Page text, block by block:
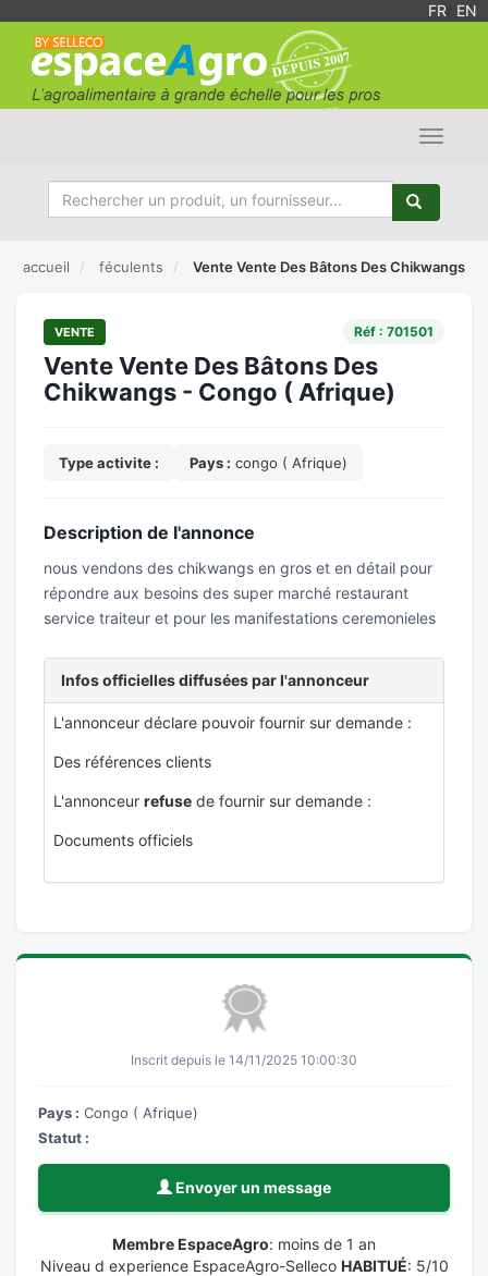
FR EN
Toggle
accueil féculents Vente Vente Des Bâtons Des Chikwangs
VENTE Réf : 701501
Vente Vente Des Bâtons Des
Chikwangs - Congo ( Afrique)
Type activite : Pays : congo ( Afrique)
Description de l'annonce
nous vendons des chikwangs en gros et en détail pour
répondre aux besoins des super marché restaurant
service traiteur et pour les manifestations ceremonieles
Infos officielles diffusées par l'annonceur
L'annonceur déclare pouvoir fournir sur demande :
Des références clients
L'annonceur refuse de fournir sur demande :
Documents officiels
Inscrit depuis le 14/11/2025 10:00:30
Pays : Congo ( Afrique)
Statut :
Envoyer un message
Membre EspaceAgro: moins de 1 an
Niveau d experience EspaceAgro-Selleco HABITUÉ: 5/10